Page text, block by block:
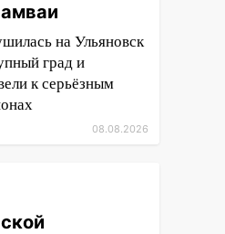
на Ульяновск
град и
к серьёзным
08.08.2026